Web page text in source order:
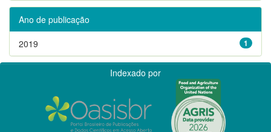
Ano de publicação
1
2019
Indexado por